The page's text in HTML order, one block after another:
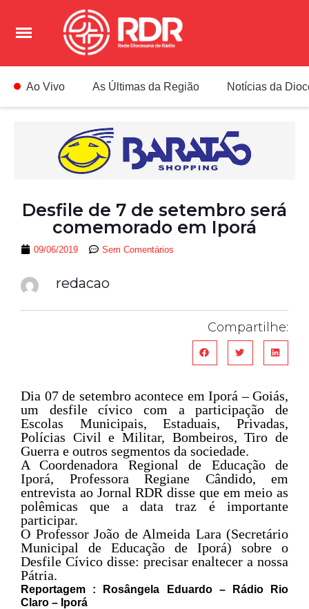
Ao Vivo As Últimas da Região Notícias da
Desfile de 7 de setembro será
comemorado em Iporá
09/06/2019 Sem Comentários
redacao
Compartilhe:
Dia 07 de setembro acontece em Iporá – Goiás,
um desfile cívico com a participação de
Escolas Municipais, Estaduais, Privadas,
Polícias Civil e Militar, Bombeiros, Tiro de
Guerra e outros segmentos da sociedade.
A Coordenadora Regional de Educação de
Iporá, Professora Regiane Cândido, em
entrevista ao Jornal RDR disse que em meio as
polêmicas que a data traz é importante
participar.
O Professor João de Almeida Lara (Secretário
Municipal de Educação de Iporá) sobre o
Desfile Cívico disse: precisar enaltecer a nossa
Pátria.
Reportagem : Rosângela Eduardo – Rádio Rio
Claro – Iporá